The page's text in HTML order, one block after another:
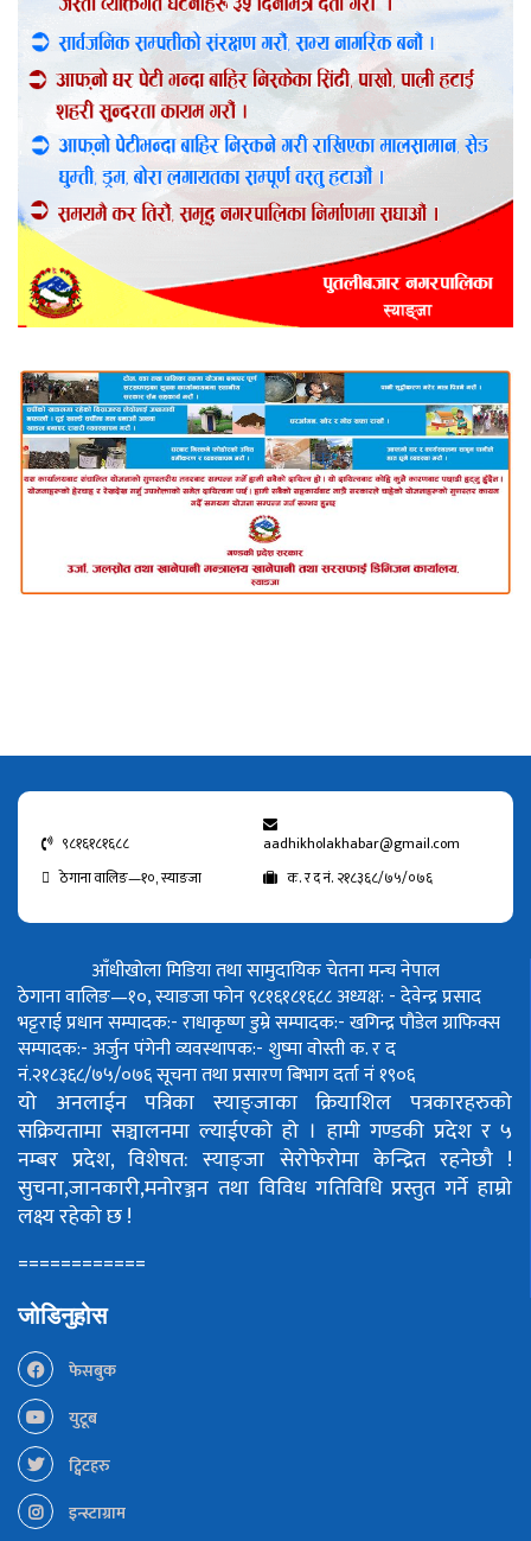
९८१६१८१६८८
aadhikholakhabar@gmail.com
ठेगाना वालिङ—१०, स्याङजा
क. र द नं. २१८३६८/७५/०७६
आँधीखोला मिडिया तथा सामुदायिक चेतना मन्च नेपाल
ठेगाना वालिङ—१०, स्याङजा फोन ९८१६१८१६८८अध्यक्ष: - देवेन्द्र प्रसाद
भट्टराईप्रधान सम्पादक:- राधाकृष्ण डुम्रेसम्पादक:- खगिन्द्र पौडेलग्राफिक्स
सम्पादक:- अर्जुन पंगेनीव्यवस्थापक:- शुष्मा वोस्तीक. र द
नं.२१८३६८/७५/०७६सूचना तथा प्रसारण बिभाग दर्ता नं १९०६
यो अनलाईन पत्रिका स्याङ्जाका क्रियाशिल पत्रकारहरुको
सक्रियतामा सञ्चालनमा ल्याईएको हो । हामी गण्डकी प्रदेश र ५
नम्बर प्रदेश, विशेषत: स्याङ्जा सेरोफेरोमा केन्द्रित रहनेछौ !
सुचना,जानकारी,मनोरञ्जन तथा विविध गतिविधि प्रस्तुत गर्ने हाम्रो
लक्ष्य रहेको छ !
============
जोडिनुहोस
फेसबुक
युटूब
ट्विटहरु
इन्स्टाग्राम